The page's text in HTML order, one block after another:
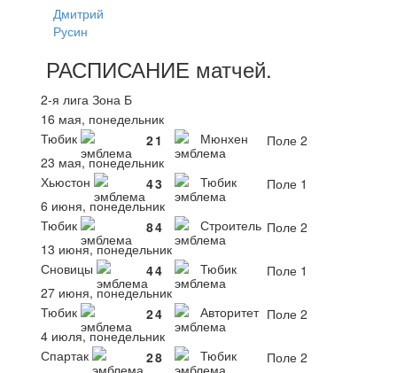
Дмитрий
Русин
РАСПИСАНИЕ матчей.
2-я лига Зона Б
16 мая, понедельник
Тюбик
21 Мюнхен
Поле 2
23 мая, понедельник
Хьюстон
43 Тюбик
Поле 1
6 июня, понедельник
Тюбик
84 Строитель Поле 2
13 июня, понедельник
Сновицы
44 Тюбик
Поле 1
27 июня, понедельник
Тюбик
24 Авторитет Поле 2
4 июля, понедельник
Спартак
28 Тюбик
Поле 2